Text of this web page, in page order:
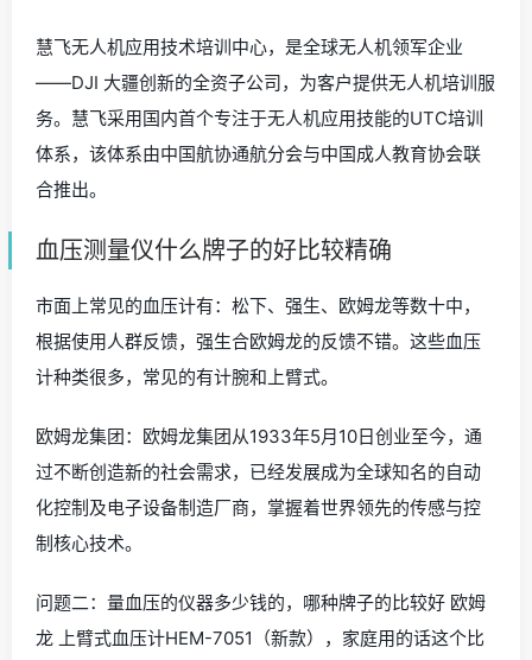
慧飞无人机应用技术培训中心，是全球无人机领军企业
——DJI 大疆创新的全资子公司，为客户提供无人机培训服
务。慧飞采用国内首个专注于无人机应用技能的UTC培训
体系，该体系由中国航协通航分会与中国成人教育协会联
合推出。
血压测量仪什么牌子的好比较精确
市面上常见的血压计有：松下、强生、欧姆龙等数十中，
根据使用人群反馈，强生合欧姆龙的反馈不错。这些血压
计种类很多，常见的有计腕和上臂式。
欧姆龙集团：欧姆龙集团从1933年5月10日创业至今，通
过不断创造新的社会需求，已经发展成为全球知名的自动
化控制及电子设备制造厂商，掌握着世界领先的传感与控
制核心技术。
问题二：量血压的仪器多少钱的，哪种牌子的比较好 欧姆
龙 上臂式血压计HEM-7051（新款），家庭用的话这个比